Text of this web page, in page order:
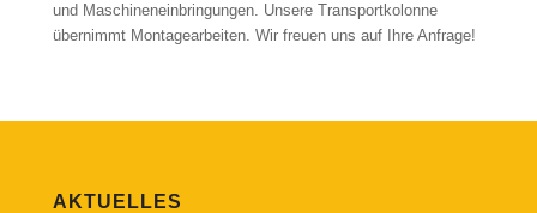
und Maschineneinbringungen. Unsere Transportkolonne
übernimmt Montagearbeiten. Wir freuen uns auf Ihre Anfrage!
AKTUELLES